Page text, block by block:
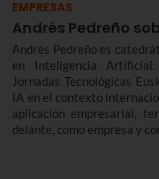
EMPRESAS
Andrés Pedreño
Andrés Pedreño es
en Inteligencia
Jornadas Tecnológicas
IA en el contexto
aplicación empresarial,
delante, como empresa y